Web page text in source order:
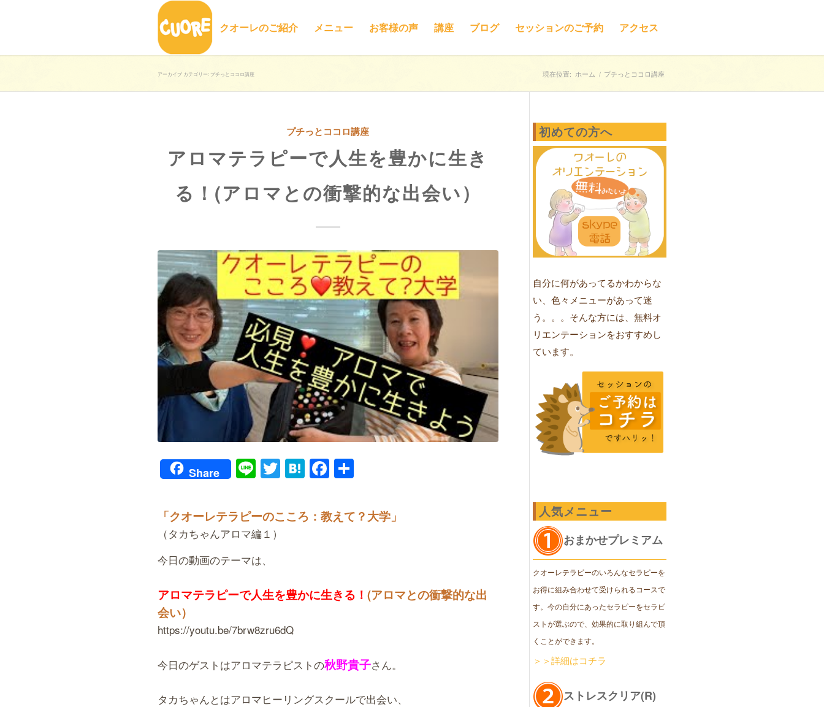
クオーレのご紹介 メニュー お客様の声 講座 ブログ セッションのご予約 アクセス
アーカイブ カテゴリー: プチっとココロ講座 現在位置: ホーム / プチっとココロ講座
プチっとココロ講座
アロマテラピーで人生を豊かに生き
る！(アロマとの衝撃的な出会い）
Share LineTwitter
HatenaFacebook
「クオーレテラピーのこころ：教えて？大学」
（タカちゃんアロマ編１）
今日の動画のテーマは、
アロマテラピーで人生を豊かに生きる！ (アロマとの衝撃的な出
会い）
https://youtu.be/7brw8zru6dQ
今日のゲストはアロマテラピストの秋野貴子さん。
タカちゃんとはアロマヒーリングスクールで出会い、
初めての方へ
自分に何があってるかわからな
い、色々メニューがあって迷
う。。。そんな方には、無料オ
リエンテーションをおすすめし
ています。
人気メニュー
おまかせプレミアム
クオーレテラピーのいろんなセラピーを
お得に組み合わせて受けられるコースで
す。今の自分にあったセラピーをセラピ
ストが選ぶので、効果的に取り組んで頂
くことができます。
＞＞詳細はコチラ
ストレスクリア(R)